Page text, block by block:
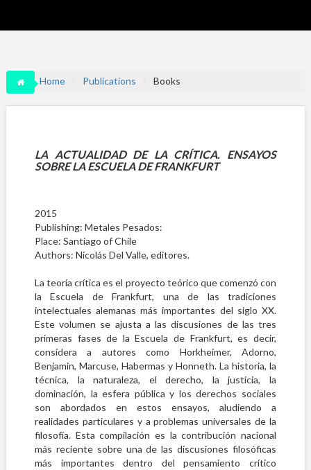
Home Publications Books
LA ACTUALIDAD DE LA CRÍTICA. ENSAYOS
SOBRE LA ESCUELA DE FRANKFURT
2015
Publishing: Metales Pesados:
Place: Santiago of Chile
Authors: Nicolás Del Valle, editores.
La teoría crítica es el proyecto teórico que comenzó con
la Escuela de Frankfurt, una de las tradiciones
intelectuales alemanas más importantes del siglo XX.
Este volumen se ajusta a las discusiones de las tres
primeras fases de la Escuela de Frankfurt, es decir,
considera a autores como Horkheimer, Adorno,
Benjamin, Marcuse, Habermas y Honneth. La historia, la
técnica, la naturaleza, el derecho, la justicia, la
dominación, la esfera pública y los derechos sociales
son abordados en estos ensayos, aludiendo a
realidades particulares y a problemas universales de la
filosofía. Esta compilación es la contribución nacional
más reciente sobre una de las discusiones filosóficas
más importantes dentro del pensamiento crítico